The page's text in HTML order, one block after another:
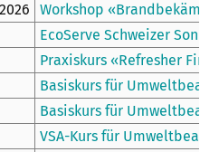
Workshop
EcoServe Schweizer
Praxiskurs «Refresher First
Basiskurs für
Basiskurs für
VSA-Kurs für